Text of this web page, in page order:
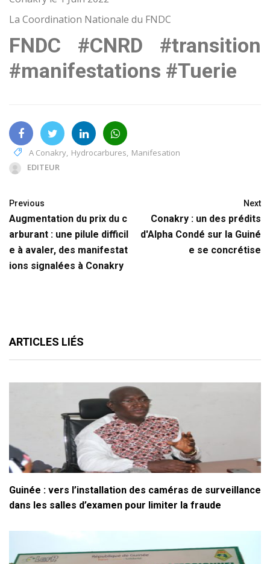
La Coordination Nationale du FNDC
FNDC #CNRD #transition
#manifestations #Tuerie
A Conakry, Hydrocarbures, Manifesation
EDITEUR
Previous
Augmentation du prix du c
arburant : une pilule difficil
e à avaler, des manifestat
ions signalées à Conakry
Next
Conakry : un des prédits
d'Alpha Condé sur la Guiné
e se concrétise
ARTICLES LIÉS
Guinée : vers l’installation des caméras de surveillance
dans les salles d’examen pour limiter la fraude